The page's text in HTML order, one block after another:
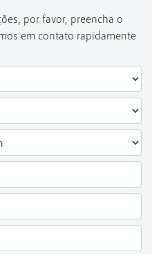
por favor, preencha o
em contato rapidamente